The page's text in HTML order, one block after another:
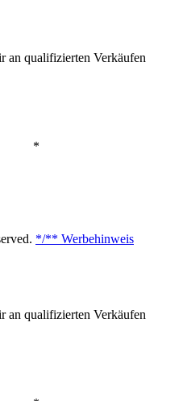
an qualifizierten Verkäufen
*
*/** Werbehinweis
an qualifizierten Verkäufen